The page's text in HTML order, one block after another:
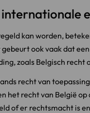
kan worden,
ook vaak dat
zoals Belgisch recht
recht van
het recht van België
of er rechtsmacht is